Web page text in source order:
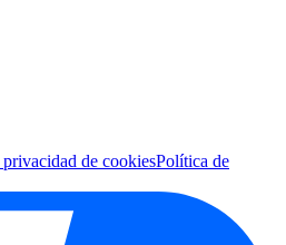
de cookiesPolítica de